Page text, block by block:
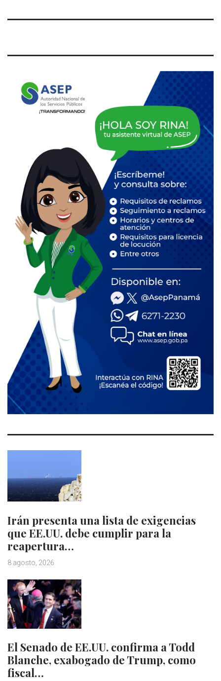
Irán presenta una lista de exigencias
que EE.UU. debe cumplir para la
reapertura…
8 agosto, 2026
El Senado de EE.UU. confirma a Todd
Blanche, exabogado de Trump, como
fiscal…